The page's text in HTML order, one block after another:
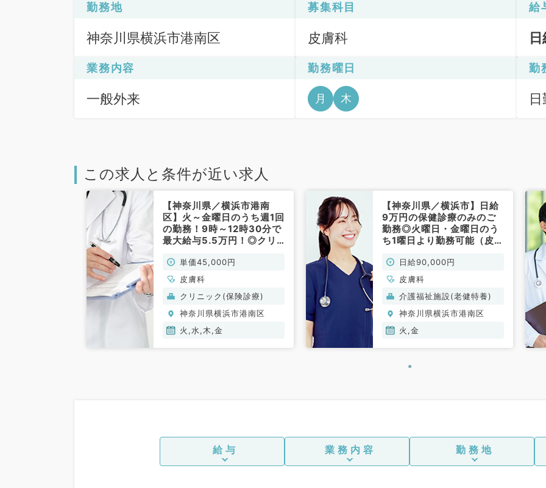
勤務地
神奈川県横浜市港南区
募集科目
皮膚科
給
業務内容
一般外来
勤務曜日
月 木
勤
この求人と条件が近い求人
【神奈川県／横浜市港南
区】火～金曜日のうち週1回
の勤務！9時～12時30分で
最大給与5.5万円！◎クリ
仕事です（皮膚科／非常
勤）
単価45,000円
皮膚科
クリニック(保険診療)
神奈川県横浜市港南区
火,水,木,金
【神奈川県／横浜市】日給
9万円の保健診療のみのご
勤務◎火曜日・金曜日のう
ち1曜日より勤務可能（皮膚
日給90,000円
皮膚科
介護福祉施設(老健特養)
神奈川県横浜市港南区
火,金
給与 業務内容 勤務地